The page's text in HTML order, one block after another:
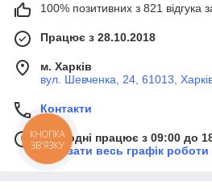
100% позитивних з 821 відгука
Працює з 28.10.2018
м. Харків
вул. Шевченка, 24, 61013,
Контакти
Сьогодні працює з 09:00 до
Показати весь графік роботи
КНОПКА
ЗВ'ЯЗКУ